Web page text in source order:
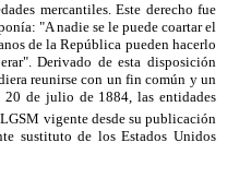
mercantiles. Este derecho fue
"A nadie se le puede coartar el
de la República pueden hacerlo
Derivado de esta disposición
reunirse con un fin común y un
de julio de 1884, las entidades
vigente desde su publicación
sustituto de los Estados Unidos